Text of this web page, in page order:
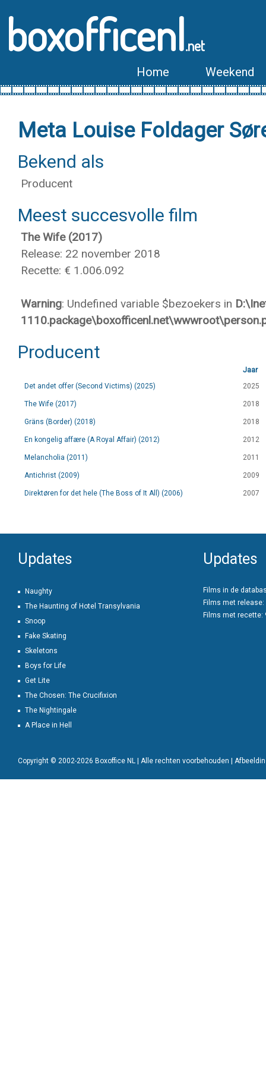
boxofficenl.net
Home Weekend
Meta Louise Foldager
Bekend als
Producent
Meest succesvolle film
The Wife (2017)
Release: 22 november 2018
Recette: € 1.006.092
Warning: Undefined variable $bezoekers in
Producent
Jaar
Det andet offer (Second Victims) (2025)
2025
The Wife (2017) 2018
Gräns (Border) (2018) 2018
En kongelig affære (A Royal Affair) (2012) 2012
Melancholia (2011) 2011
Antichrist (2009) 2009
Direktøren for det hele (The Boss of It All) (2006) 2007
Updates
Naughty
The Haunting of Hotel Transylvania
Snoop
Fake Skating
Skeletons
Boys for Life
Get Lite
The Chosen: The Crucifixion
The Nightingale
A Place in Hell
Updates
Films in de
Films met release:
Films met recette:
Copyright © 2002-2026 Boxoffice NL | Alle rechten voorbehouden |